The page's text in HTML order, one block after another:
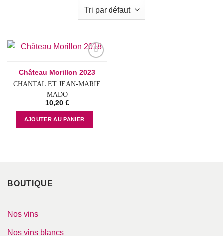
wishlist
Château Morillon 2023
CHANTAL ET JEAN-MARIE
MADO
10,20 €
AJOUTER AU PANIER
BOUTIQUE
Nos vins
Nos vins blancs